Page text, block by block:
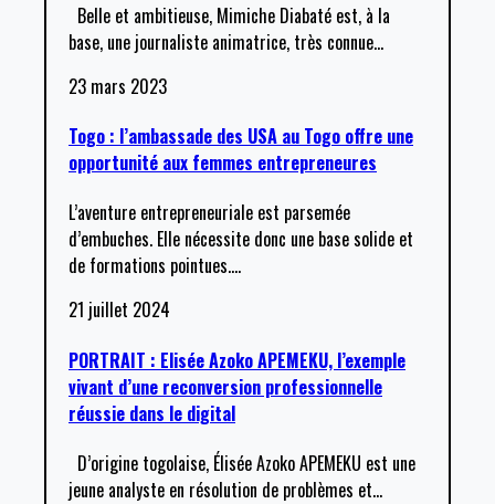
Belle et ambitieuse, Mimiche Diabaté est, à la
base, une journaliste animatrice, très connue…
23 mars 2023
Togo : l’ambassade des USA au Togo offre une
opportunité aux femmes entrepreneures
L’aventure entrepreneuriale est parsemée
d’embuches. Elle nécessite donc une base solide et
de formations pointues.…
21 juillet 2024
PORTRAIT : Elisée Azoko APEMEKU, l’exemple
vivant d’une reconversion professionnelle
réussie dans le digital
D’origine togolaise, Élisée Azoko APEMEKU est une
jeune analyste en résolution de problèmes et…